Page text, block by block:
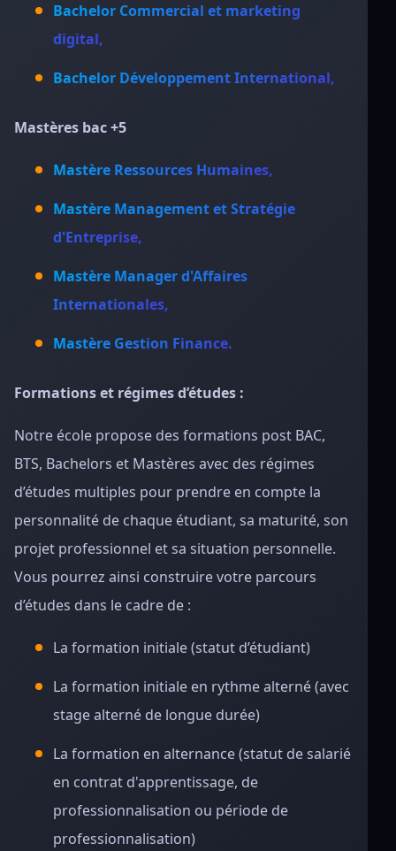
Bachelor Commercial et marketing
digital,
Bachelor Développement International,
Mastères bac +5
Mastère Ressources Humaines,
Mastère Management et Stratégie
d'Entreprise,
Mastère Manager d'Affaires
Internationales,
Mastère Gestion Finance.
Formations et régimes d’études :
Notre école propose des formations post BAC,
BTS, Bachelors et Mastères avec des régimes
d’études multiples pour prendre en compte la
personnalité de chaque étudiant, sa maturité, son
projet professionnel et sa situation personnelle.
Vous pourrez ainsi construire votre parcours
d’études dans le cadre de :
La formation initiale (statut d’étudiant)
La formation initiale en rythme alterné (avec
stage alterné de longue durée)
La formation en alternance (statut de salarié
en contrat d'apprentissage, de
professionnalisation ou période de
professionnalisation)